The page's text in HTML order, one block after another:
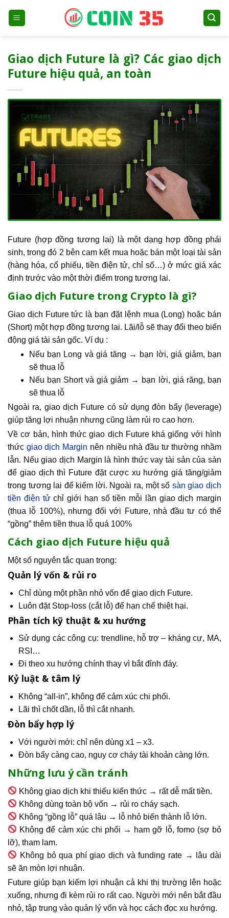
Giao dịch Future là gì? Các giao dịch
Future hiệu quả, an toàn
Future (hợp đồng tương lai) là một dạng hợp đồng phái
sinh, trong đó 2 bên cam kết mua hoặc bán một loại tài sản
(hàng hóa, cổ phiếu, tiền điện tử, chỉ số…) ở mức giá xác
định trước vào một thời điểm trong tương lai.
Giao dịch Future trong Crypto là gì?
Giao dịch Future tức là bạn đặt lệnh mua (Long) hoặc bán
(Short) một hợp đồng tương lai. Lãi/lỗ sẽ thay đổi theo biến
động giá tài sản gốc. Ví dụ :
Nếu bạn Long và giá tăng → bạn lời, giá giảm, bạn
sẽ thua lỗ
Nếu bạn Short và giá giảm → bạn lời, giá răng, bạn
sẽ thua lỗ
Ngoài ra, giao dịch Future có sử dụng đòn bẩy (leverage)
giúp tăng lợi nhuận nhưng cũng làm rủi ro cao hơn.
Về cơ bản, hình thức giao dịch Future khá giống với hình
thức giao dịch Margin nên nhiều nhà đầu tư thường nhầm
lẫn. Nếu giao dịch Margin là hình thức vay tài sản của sàn
để giao dịch thì Future đặt cược xu hướng giá tăng/giảm
trong tương lai để kiếm lời. Ngoài ra, một số sàn giao dịch
tiền điện tửchỉ giới hạn số tiền mỗi lần giao dịch margin
(thua lỗ 100%), nhưng đối với Future, nhà đầu tư có thể
“gồng” thêm tiền thua lỗ quá 100%
Cách giao dịch Future hiệu quả
Một số nguyên tắc quan trọng:
Quản lý vốn & rủi ro
Chỉ dùng một phần nhỏ vốn để giao dịch Future.
Luôn đặt Stop-loss (cắt lỗ) để hạn chế thiệt hại.
Phân tích kỹ thuật & xu hướng
Sử dụng các công cụ: trendline, hỗ trợ – kháng cự, MA,
RSI…
Đi theo xu hướng chính thay vì bắt đỉnh đáy.
Kỷ luật & tâm lý
Không “all-in”, không để cảm xúc chi phối.
Lãi thì chốt dần, lỗ thì cắt nhanh.
Đòn bẩy hợp lý
Với người mới: chỉ nên dùng x1 – x3.
Đòn bẩy càng cao, nguy cơ cháy tài khoản càng lớn.
Những lưu ý cần tránh
Không giao dịch khi thiếu kiến thức → rất dễ mất tiền.
Không dùng toàn bộ vốn → rủi ro cháy sạch.
Không “gồng lỗ” quá lâu → lỗ nhỏ biến thành lỗ lớn.
Không để cảm xúc chi phối → ham gỡ lỗ, fomo (sợ bỏ
lỡ), tham lam.
Không bỏ qua phí giao dịch và funding rate → lâu dài
sẽ ăn mòn lợi nhuận.
Future giúp bạn kiếm lợi nhuận cả khi thị trường lên hoặc
xuống, nhưng đi kèm rủi ro rất cao. Người mới nên bắt đầu
nhỏ, tập trung vào quản lý vốn và học cách đọc xu hướng.